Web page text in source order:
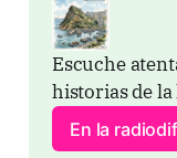
Escuche
historias de
En la